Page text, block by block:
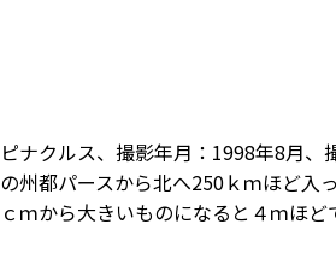
ピナクルス、撮影年月：1998年8月
の州都パースから北へ250ｋｍほど入
ｃｍから大きいものになると４ｍほ